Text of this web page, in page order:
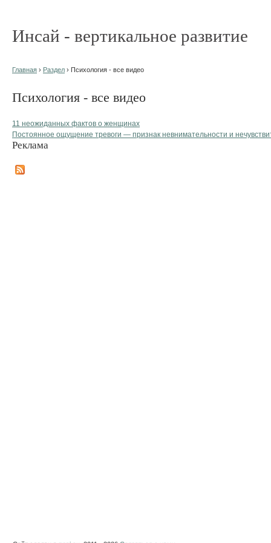
Инсай - вертикальное развитие
Главная › Раздел › Психология - все видео
Психология - все видео
11 неожиданных фактов о женщинах
Постоянное ощущение тревоги — признак невнимательности и
Реклама